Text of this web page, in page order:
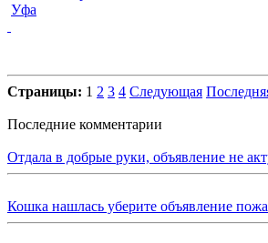
Уфа
Страницы: 1 2 3 4 Следующая
Последние комментарии
Отдала в добрые руки, объявление не
Кошка нашлась уберите объявление